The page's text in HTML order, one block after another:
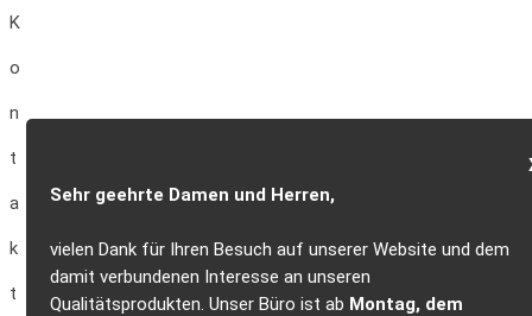
K
o
n
t
a
k
t
Sehr geehrte Damen und Herren,
vielen Dank für Ihren Besuch auf unserer Website und dem
damit verbundenen Interesse an unseren
Qualitätsprodukten. Unser Büro ist ab Montag, dem